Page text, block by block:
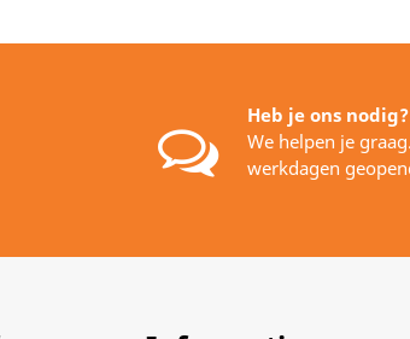
Heb je ons nodig?
We helpen je graag.
werkdagen